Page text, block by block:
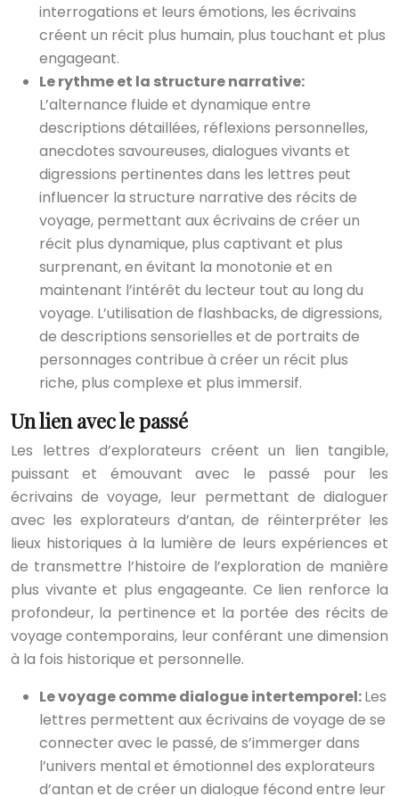
interrogations et leurs émotions, les écrivains
créent un récit plus humain, plus touchant et plus
engageant.
Le rythme et la structure narrative:
L’alternance fluide et dynamique entre
descriptions détaillées, réflexions personnelles,
anecdotes savoureuses, dialogues vivants et
digressions pertinentes dans les lettres peut
influencer la structure narrative des récits de
voyage, permettant aux écrivains de créer un
récit plus dynamique, plus captivant et plus
surprenant, en évitant la monotonie et en
maintenant l’intérêt du lecteur tout au long du
voyage. L’utilisation de flashbacks, de digressions,
de descriptions sensorielles et de portraits de
personnages contribue à créer un récit plus
riche, plus complexe et plus immersif.
Un lien avec le passé
Les lettres d’explorateurs créent un lien tangible,
puissant et émouvant avec le passé pour les
écrivains de voyage, leur permettant de dialoguer
avec les explorateurs d’antan, de réinterpréter les
lieux historiques à la lumière de leurs expériences et
de transmettre l’histoire de l’exploration de manière
plus vivante et plus engageante. Ce lien renforce la
profondeur, la pertinence et la portée des récits de
voyage contemporains, leur conférant une dimension
à la fois historique et personnelle.
Le voyage comme dialogue intertemporel:Les
lettres permettent aux écrivains de voyage de se
connecter avec le passé, de s’immerger dans
l’univers mental et émotionnel des explorateurs
d’antan et de créer un dialogue fécond entre leur